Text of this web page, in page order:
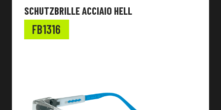
SCHUTZBRILLE ACCIAIO HELL
FB1316